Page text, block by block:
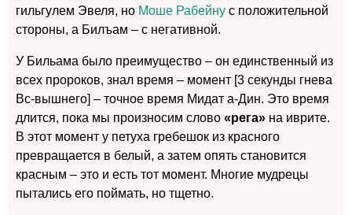
гильгулем Эвеля, но Моше Рабейну с положительной
стороны, а Билъам – с негативной.
У Бильама было преимущество – он единственный из
всех пророков, знал время – момент [3 секунды гнева
Вс-вышнего] – точное время Мидат а-Дин. Это время
длится, пока мы произносим слово «рега» на иврите.
В этот момент у петуха гребешок из красного
превращается в белый, а затем опять становится
красным – это и есть тот момент. Многие мудрецы
пытались его поймать, но тщетно.